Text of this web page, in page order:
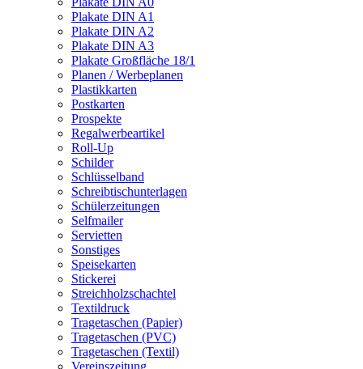
Plakate DIN A1
Plakate DIN A2
Plakate DIN A3
Plakate Großfläche 18/1
Planen / Werbeplanen
Plastikkarten
Postkarten
Prospekte
Regalwerbeartikel
Roll-Up
Schilder
Schlüsselband
Schreibtischunterlagen
Schülerzeitungen
Selfmailer
Servietten
Sonstiges
Speisekarten
Stickerei
Streichholzschachtel
Textildruck
Tragetaschen (Papier)
Tragetaschen (PVC)
Tragetaschen (Textil)
Vereinszeitung